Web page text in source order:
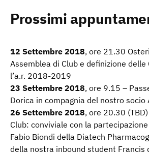
Prossimi
12 Settembre 2018, ore 21.30
Assemblea di Club e definizione
l’a.r. 2018-2019
23 Settembre 2018, ore 9.15 –
Dorica in compagnia del nostro socio
26 Settembre 2018, ore 20.30
Club: conviviale con la
Fabio Biondi della Diatech
della nostra inbound student Francis